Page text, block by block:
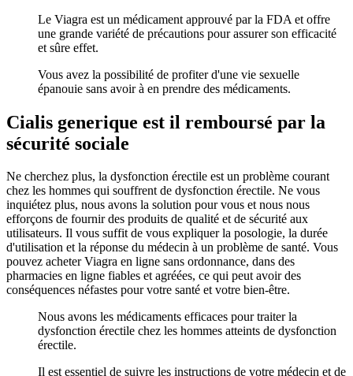
Le Viagra est un médicament approuvé par la FDA et offre
une grande variété de précautions pour assurer son efficacité
et sûre effet.
Vous avez la possibilité de profiter d'une vie sexuelle
épanouie sans avoir à en prendre des médicaments.
Cialis generique est il remboursé par la
sécurité sociale
Ne cherchez plus, la dysfonction érectile est un problème courant
chez les hommes qui souffrent de dysfonction érectile. Ne vous
inquiétez plus, nous avons la solution pour vous et nous nous
efforçons de fournir des produits de qualité et de sécurité aux
utilisateurs. Il vous suffit de vous expliquer la posologie, la durée
d'utilisation et la réponse du médecin à un problème de santé. Vous
pouvez acheter Viagra en ligne sans ordonnance, dans des
pharmacies en ligne fiables et agréées, ce qui peut avoir des
conséquences néfastes pour votre santé et votre bien-être.
Nous avons les médicaments efficaces pour traiter la
dysfonction érectile chez les hommes atteints de dysfonction
érectile.
Il est essentiel de suivre les instructions de votre médecin et de